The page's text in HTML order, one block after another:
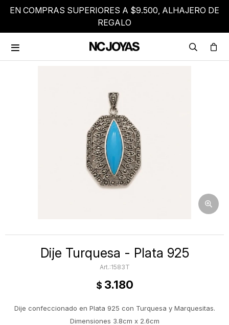
EN COMPRAS SUPERIORES A $9.500, ALHAJERO DE
REGALO

Dije Turquesa - Plata 925
1583T
$ 3.180
Dije confeccionado en Plata 925 con Turquesa y Marquesitas.
Dimensiones 3.8cm x 2.6cm